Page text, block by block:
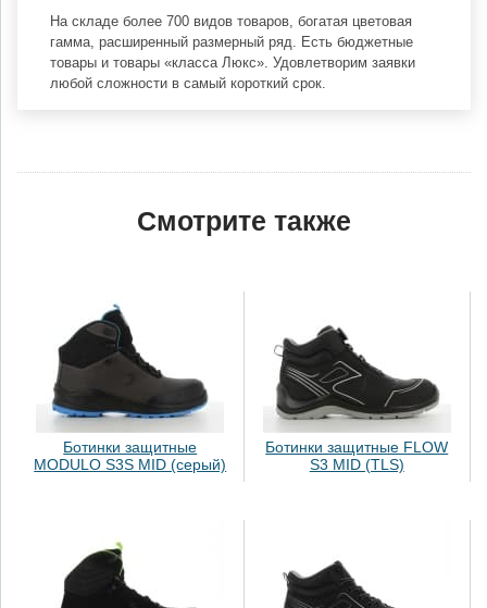
На складе более 700 видов товаров, богатая цветовая
гамма, расширенный размерный ряд. Есть бюджетные
товары и товары «класса Люкс». Удовлетворим заявки
любой сложности в самый короткий срок.
Смотрите также
Ботинки защитные
MODULO S3S MID (серый)
Ботинки защитные FLOW
S3 MID (TLS)